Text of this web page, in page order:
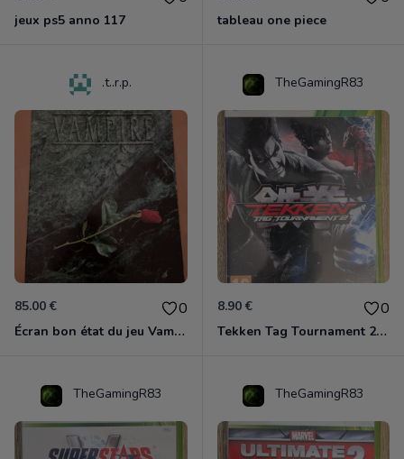
jeux ps5 anno 117 tableau one piece
.t..r.p.
85.00 € 0
Écran bon état du jeu Vampire et livre de règles « la mascarade » état d’usage
TheGamingR83
8.90 € 0
Tekken Tag Tournament 2 Xbox 360
TheGamingR83 TheGamingR83